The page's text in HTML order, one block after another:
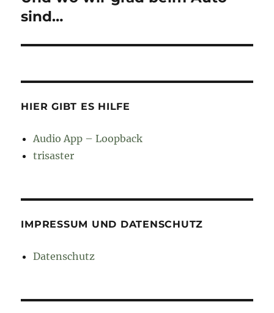
Beitrag:
sind…
HIER GIBT ES HILFE
Audio App – Loopback
trisaster
IMPRESSUM UND DATENSCHUTZ
Datenschutz